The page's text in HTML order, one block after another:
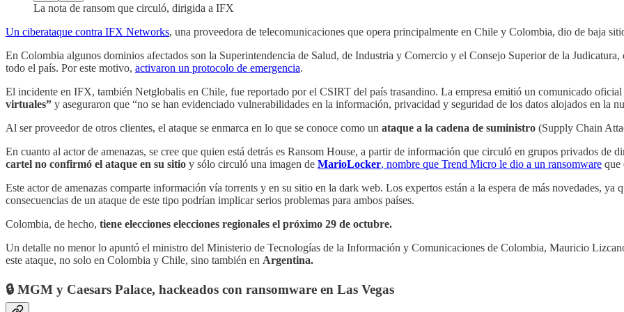
La nota de ransom que circuló, dirigida a IFX
Un ciberataque contra IFX Networks, una proveedora de telecomunicaciones que opera principalmente en Chile y Colombia, dio de baja
En Colombia algunos dominios afectados son la Superintendencia de Salud, de Industria y Comercio y el Consejo Superior de la
todo el país. Por este motivo, activaron un protocolo de emergencia.
El incidente en IFX, también Netglobalis en Chile, fue reportado por el CSIRT del país trasandino. La empresa emitió un comunicado oficial
virtuales” y aseguraron que “no se han evidenciado vulnerabilidades en la información, privacidad y seguridad de los datos alojados en la
Al ser proveedor de otros clientes, el ataque se enmarca en lo que se conoce como un ataque a la cadena de suministro (Supply Chain
En cuanto al actor de amenazas, se cree que quien está detrás es Ransom House, a partir de información que circuló en grupos privados de
cartel no confirmó el ataque en su sitio y sólo circuló una imagen de MarioLocker, nombre que Trend Micro le dio a un ransomware que
Este actor de amenazas comparte información vía torrents y en su sitio en la dark web. Los expertos están a la espera de más novedades, ya
consecuencias de un ataque de este tipo podrían implicar serios problemas para ambos países.
Colombia, de hecho, tiene elecciones elecciones regionales el próximo 29 de octubre.
Un detalle no menor lo apuntó el ministro del Ministerio de Tecnologías de la Información y Comunicaciones de Colombia, Mauricio
este ataque, no solo en Colombia y Chile, sino también en Argentina.
🔒 MGM y Caesars Palace, hackeados con ransomware en Las Vegas